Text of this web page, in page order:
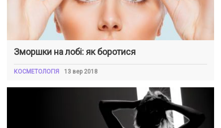
Зморшки на лобі: як боротися
КОСМЕТОЛОГІЯ 13 вер 2018